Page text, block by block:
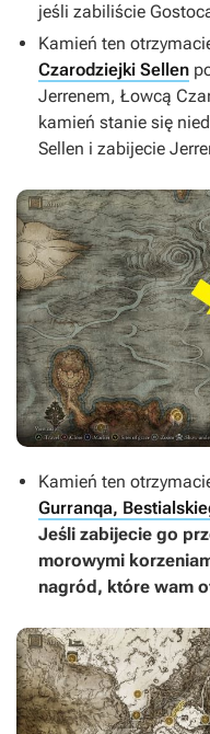
jeśli zabiliście
Kamień ten
Czarodziejki Sellen
Jerrenem, Łowcą
kamień stanie się
Sellen i zabijecie
Kamień ten
Gurranqa,
Jeśli zabijecie go
morowymi
nagród, które wam